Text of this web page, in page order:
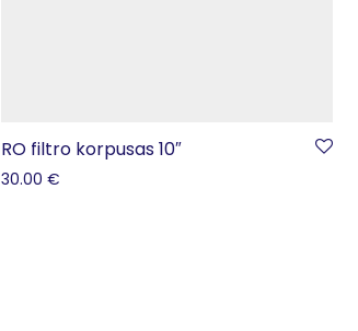
RO filtro korpusas 10″
30.00 €